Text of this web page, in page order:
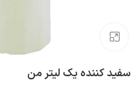
سفید کننده یک لیتر من